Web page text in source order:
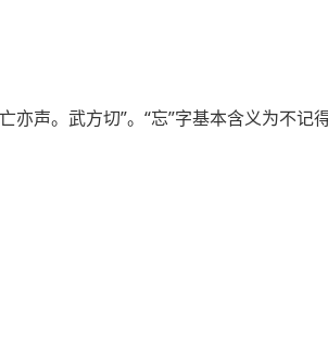
亦声。武方切”。“忘”字基本含义为不记